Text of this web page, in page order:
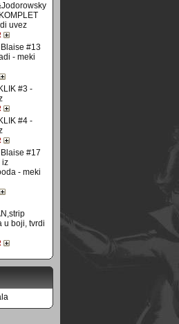
uvez
#13
- meki
#3 -
#4 -
#17
iz
- meki
u boji, tvrdi